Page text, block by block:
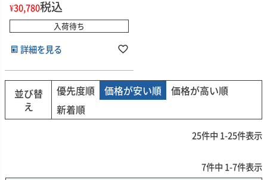
¥30,780税込
入荷待ち
詳細を見る
並び替
え
優先度順 価格が安い順
価格が高い順
新着順
25件中 1-25件表示
7件中 1-7件表示